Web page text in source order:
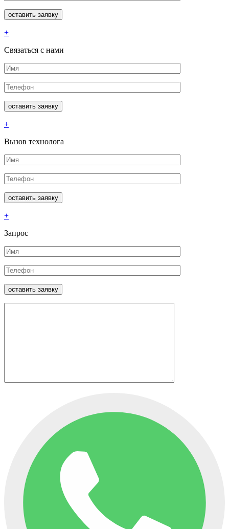
+
Связаться с нами
+
Вызов технолога
+
Запрос